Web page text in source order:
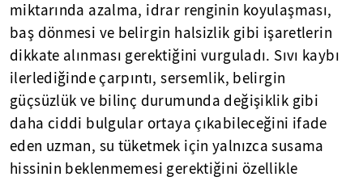
miktarında azalma, idrar renginin koyulaşması,
baş dönmesi ve belirgin halsizlik gibi işaretlerin
dikkate alınması gerektiğini vurguladı. Sıvı kaybı
ilerlediğinde çarpıntı, sersemlik, belirgin
güçsüzlük ve bilinç durumunda değişiklik gibi
daha ciddi bulgular ortaya çıkabileceğini ifade
eden uzman, su tüketmek için yalnızca susama
hissinin beklenmemesi gerektiğini özellikle